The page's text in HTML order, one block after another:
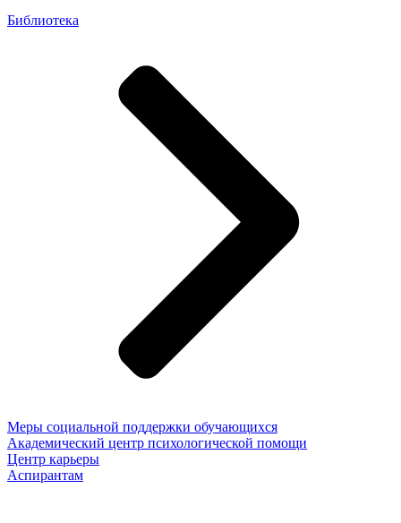
Библиотека
Меры социальной поддержки обучающихся
Академический центр психологической помощи
Центр карьеры
Аспирантам